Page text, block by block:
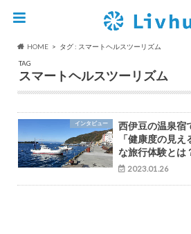
HOME
タグ : スマートヘルスツーリズム
TAG
スマートヘルスツーリズム
インタビュー
西伊豆の温泉宿
「健康度の見
な旅行体験とは
2023.01.26